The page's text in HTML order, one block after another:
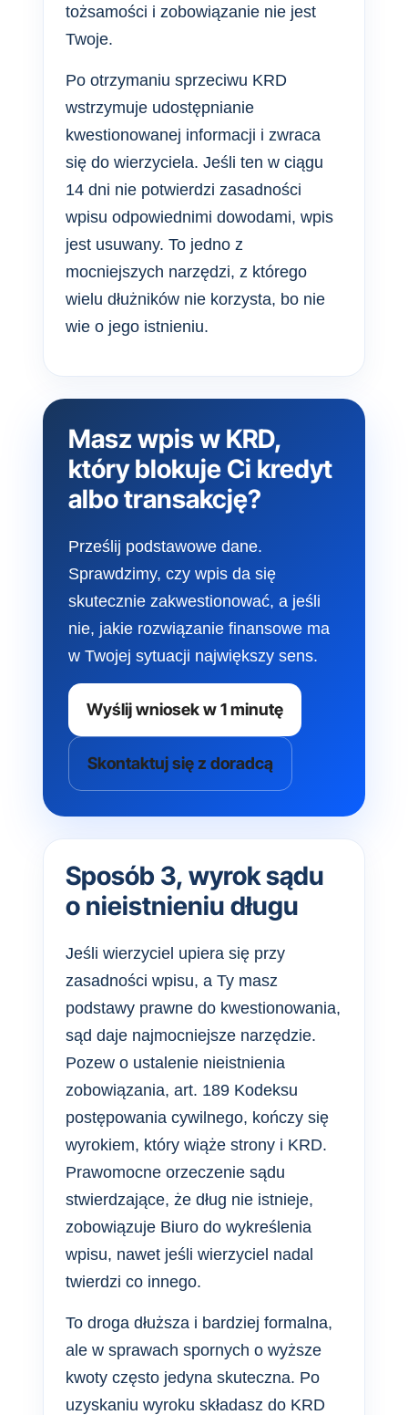
tożsamości i zobowiązanie nie jest
Twoje.
Po otrzymaniu sprzeciwu KRD
wstrzymuje udostępnianie
kwestionowanej informacji i zwraca
się do wierzyciela. Jeśli ten w ciągu
14 dni nie potwierdzi zasadności
wpisu odpowiednimi dowodami, wpis
jest usuwany. To jedno z
mocniejszych narzędzi, z którego
wielu dłużników nie korzysta, bo nie
wie o jego istnieniu.
Masz wpis w KRD,
który blokuje Ci kredyt
albo transakcję?
Prześlij podstawowe dane.
Sprawdzimy, czy wpis da się
skutecznie zakwestionować, a jeśli
nie, jakie rozwiązanie finansowe ma
w Twojej sytuacji największy sens.
Wyślij wniosek w 1 minutę
Skontaktuj się z doradcą
Sposób 3, wyrok sądu
o nieistnieniu długu
Jeśli wierzyciel upiera się przy
zasadności wpisu, a Ty masz
podstawy prawne do kwestionowania,
sąd daje najmocniejsze narzędzie.
Pozew o ustalenie nieistnienia
zobowiązania, art. 189 Kodeksu
postępowania cywilnego, kończy się
wyrokiem, który wiąże strony i KRD.
Prawomocne orzeczenie sądu
stwierdzające, że dług nie istnieje,
zobowiązuje Biuro do wykreślenia
wpisu, nawet jeśli wierzyciel nadal
twierdzi co innego.
To droga dłuższa i bardziej formalna,
ale w sprawach spornych o wyższe
kwoty często jedyna skuteczna. Po
uzyskaniu wyroku składasz do KRD